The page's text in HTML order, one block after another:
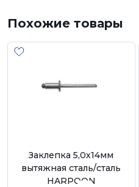
Похожие товары
Заклепка 5,0х14мм
вытяжная сталь/сталь
HARPOON